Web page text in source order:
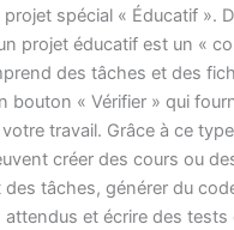
spécial « Éducatif ».
projet éducatif est un «
des tâches et des
bouton « Vérifier » qui
travail. Grâce à ce
créer des cours ou
tâches, générer du
attendus et écrire des tests